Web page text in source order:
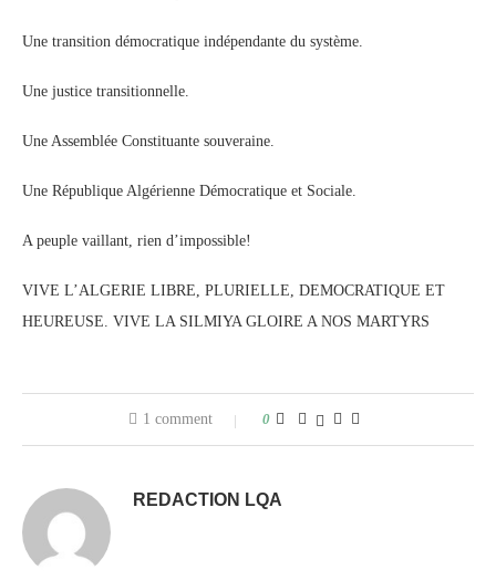
Une transition démocratique indépendante du système.
Une justice transitionnelle.
Une Assemblée Constituante souveraine.
Une République Algérienne Démocratique et Sociale.
A peuple vaillant, rien d’impossible!
VIVE L’ALGERIE LIBRE, PLURIELLE, DEMOCRATIQUE ET
HEUREUSE. VIVE LA SILMIYA GLOIRE A NOS MARTYRS
1 comment 0
REDACTION LQA